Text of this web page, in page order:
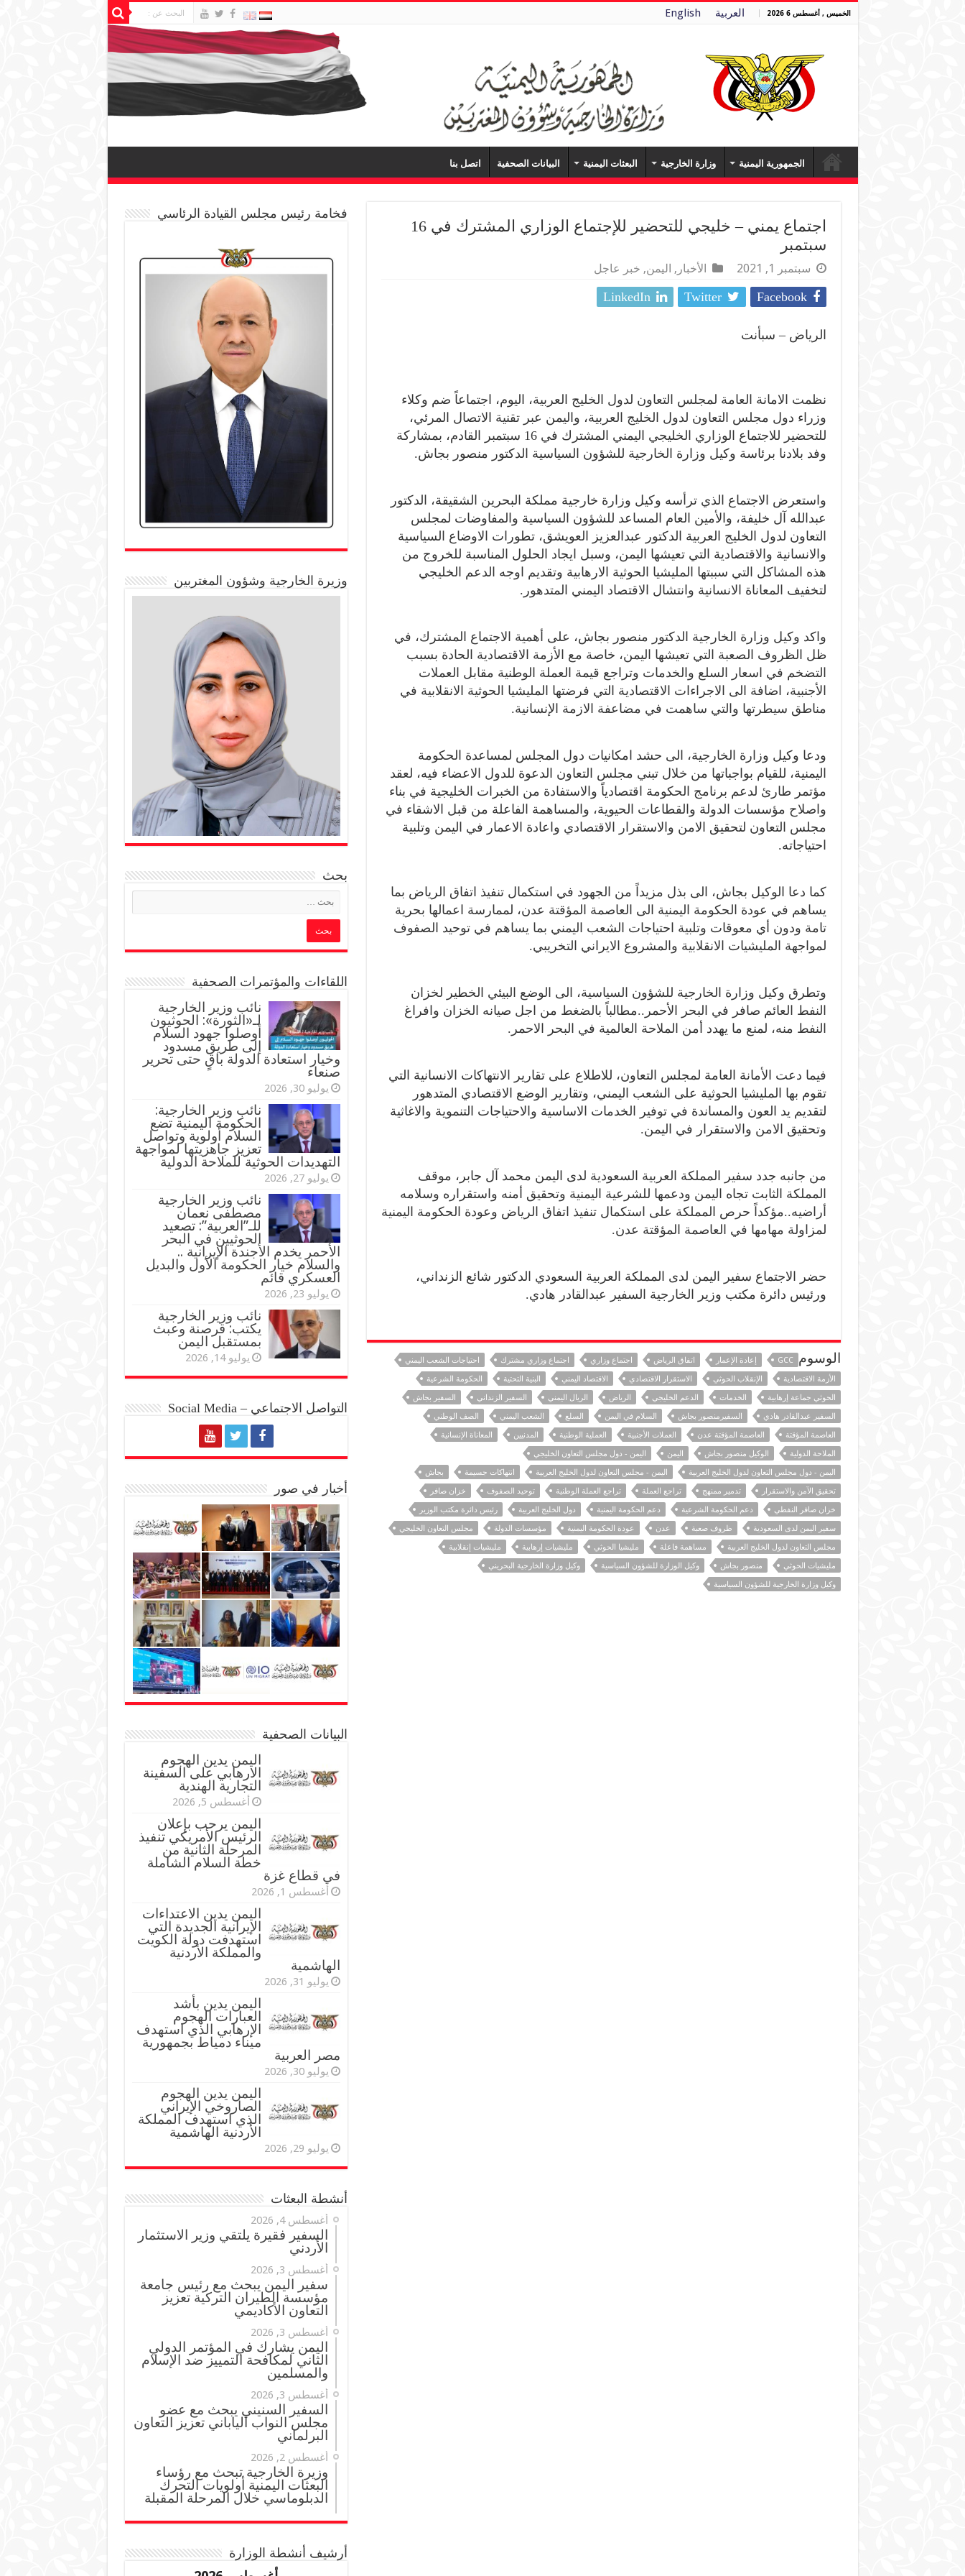
الخميس , أغسطس 6 2026 العربية English
الجمهورية اليمنية وزارة الخارجية البعثات اليمنية البيانات الصحفية اتصل بنا
اجتماع يمني – خليجي للتحضير للإجتماع الوزاري المشترك في 16
سبتمبر
سبتمبر 1, 2021 الأخبار , اليمن, خبر عاجل
Facebook
Twitter
LinkedIn
الرياض – سبأنت
نظمت الامانة العامة لمجلس التعاون لدول الخليج العربية، اليوم، اجتماعاً ضم وكلاء
وزراء دول مجلس التعاون لدول الخليج العربية، واليمن عبر تقنية الاتصال المرئي،
للتحضير للاجتماع الوزاري الخليجي اليمني المشترك في 16 سبتمبر القادم، بمشاركة
وفد بلادنا برئاسة وكيل وزارة الخارجية للشؤون السياسية الدكتور منصور بجاش.
واستعرض الاجتماع الذي ترأسه وكيل وزارة خارجية مملكة البحرين الشقيقة، الدكتور
عبدالله آل خليفة، والأمين العام المساعد للشؤون السياسية والمفاوضات لمجلس
التعاون لدول الخليج العربية الدكتور عبدالعزيز العويشق، تطورات الاوضاع السياسية
والانسانية والاقتصادية التي تعيشها اليمن، وسبل ايجاد الحلول المناسبة للخروج من
هذه المشاكل التي سببتها المليشيا الحوثية الارهابية وتقديم اوجه الدعم الخليجي
لتخفيف المعاناة الانسانية وانتشال الاقتصاد اليمني المتدهور.
واكد وكيل وزارة الخارجية الدكتور منصور بجاش، على أهمية الاجتماع المشترك، في
ظل الظروف الصعبة التي تعيشها اليمن، خاصة مع الأزمة الاقتصادية الحادة بسبب
التضخم في اسعار السلع والخدمات وتراجع قيمة العملة الوطنية مقابل العملات
الأجنبية، اضافة الى الاجراءات الاقتصادية التي فرضتها المليشيا الحوثية الانقلابية في
مناطق سيطرتها والتي ساهمت في مضاعفة الازمة الإنسانية.
ودعا وكيل وزارة الخارجية، الى حشد امكانيات دول المجلس لمساعدة الحكومة
اليمنية، للقيام بواجباتها من خلال تبني مجلس التعاون الدعوة للدول الاعضاء فيه، لعقد
مؤتمر طارئ لدعم برنامج الحكومة اقتصادياً والاستفادة من الخبرات الخليجية في بناء
واصلاح مؤسسات الدولة والقطاعات الحيوية، والمساهمة الفاعلة من قبل الاشقاء في
مجلس التعاون لتحقيق الامن والاستقرار الاقتصادي واعادة الاعمار في اليمن وتلبية
احتياجاته.
كما دعا الوكيل بجاش، الى بذل مزيداً من الجهود في استكمال تنفيذ اتفاق الرياض بما
يساهم في عودة الحكومة اليمنية الى العاصمة المؤقتة عدن، لممارسة اعمالها بحرية
تامة ودون أي معوقات وتلبية احتياجات الشعب اليمني بما يساهم في توحيد الصفوف
لمواجهة المليشيات الانقلابية والمشروع الايراني التخريبي.
وتطرق وكيل وزارة الخارجية للشؤون السياسية، الى الوضع البيئي الخطير لخزان
النفط العائم صافر في البحر الأحمر..مطالباً بالضغط من اجل صيانه الخزان وافراغ
النفط منه، لمنع ما يهدد أمن الملاحة العالمية في البحر الاحمر.
فيما دعت الأمانة العامة لمجلس التعاون، للاطلاع على تقارير الانتهاكات الانسانية التي
تقوم بها المليشيا الحوثية على الشعب اليمني، وتقارير الوضع الاقتصادي المتدهور
لتقديم يد العون والمساندة في توفير الخدمات الاساسية والاحتياجات التنموية والاغاثية
وتحقيق الامن والاستقرار في اليمن.
من جانبه جدد سفير المملكة العربية السعودية لدى اليمن محمد آل جابر، موقف
المملكة الثابت تجاه اليمن ودعمها للشرعية اليمنية وتحقيق أمنه واستقراره وسلامه
أراضيه..مؤكداً حرص المملكة على استكمال تنفيذ اتفاق الرياض وعودة الحكومة اليمنية
لمزاولة مهامها في العاصمة المؤقتة عدن.
حضر الاجتماع سفير اليمن لدى المملكة العربية السعودي الدكتور شائع الزنداني،
ورئيس دائرة مكتب وزير الخارجية السفير عبدالقادر هادي.
الوسوم GCC إعادة الإعمار اتفاق الرياض اجتماع وزاري اجتماع وزاري مشترك
احتياجات الشعب اليمني
الأزمة الاقتصادية
الإنقلاب الحوثي الاستقرار الاقتصادي الاقتصاد اليمني البنية التحتية
الحكومة الشرعية
الحوثي جماعة إرهابية
الخدمات الدعم الخليجي الرياض الريال اليمني السفير الزنداني
السفير بجاش
السفير عبدالقادر هادي
السفيرمنصور بجاش السلام في اليمن السلع الشعب اليمني
الصف الوطني
العاصمة المؤقتة
العاصمة المؤقتة عدن العملات الأجنبية العملية الوطنية المدنيين
المعاناة الإنسانية
الملاحة الدولية
الوكيل منصور بجاش اليمن
اليمن - دول مجلس التعاون الخليجي
اليمن - دول مجلس التعاون لدول الخليج العربية
اليمن - مجلس التعاون لدول الخليج العربية انتهاكات جسيمة
بجاش
تحقيق الآمن والاستقرار
تدمير ممنهج تراجع العملة تراجع العملة الوطنية توحيد الصفوف
خزان صافر
خزان صافر النفطي
دعم الحكومة الشرعية دعم الحكومة اليمنية دول الخليج العربية
رئيس دائرة مكتب الوزير
سفير اليمن لدى السعودية
ظروف صعبة عدن عودة الحكومة اليمنية مؤسسات الدولة
مجلس التعاون الخليجي
مجلس التعاون لدول الخليج العربية
مساهمة فاعلة مليشيا الحوثي مليشيات إرهابية
مليشيات إنقلابية
مليشيات الحوثي
منصور بجاش وكيل الوزارة للشؤون السياسية
وكيل وزارة الخارجية البحريني
وكيل وزارة الخارجية للشؤون السياسية
فخامة رئيس مجلس القيادة الرئاسي
وزيرة الخارجية وشؤون المغتربين
بحث
اللقاءات والمؤتمرات الصحفية
‏نائب وزير الخارجية
لـ«الثورة»: الحوثيون
أوصلوا جهود السلام
إلى طريق مسدود
وخيار استعادة الدولة باقٍ حتى تحرير
صنعاء
يوليو 30, 2026
نائب وزير الخارجية:
الحكومة اليمنية تضع
السلام أولوية وتواصل
تعزيز جاهزيتها لمواجهة
التهديدات الحوثية للملاحة الدولية
يوليو 27, 2026
نائب وزير الخارجية
مصطفى نعمان
للـ”العربية”: تصعيد
الحوثيين في البحر
الأحمر يخدم الأجندة الإيرانية ..
والسلام خيار الحكومة الأول والبديل
العسكري قائم
يوليو 23, 2026
نائب وزير الخارجية
يكتب: قرصنة وعبث
بمستقبل اليمن
يوليو 14, 2026
التواصل الاجتماعي – Social Media
أخبار في صور
البيانات الصحفية
اليمن يدين الهجوم
الارهابي على السفينة
التجارية الهندية
أغسطس 5, 2026
اليمن يرحب بإعلان
الرئيس الأمريكي تنفيذ
المرحلة الثانية من
خطة السلام الشاملة
في قطاع غزة
أغسطس 1, 2026
اليمن يدين الاعتداءات
الإيرانية الجديدة التي
استهدفت دولة الكويت
والمملكة الأردنية
الهاشمية
يوليو 31, 2026
اليمن يدين بأشد
العبارات الهجوم
الإرهابي الذي استهدف
ميناء دمياط بجمهورية
مصر العربية
يوليو 30, 2026
اليمن يدين الهجوم
الصاروخي الإيراني
الذي استهدف المملكة
الأردنية الهاشمية
يوليو 29, 2026
أنشطة البعثات
أغسطس 4, 2026
السفير فقيرة يلتقي وزير الاستثمار
الأردني
أغسطس 3, 2026
سفير اليمن يبحث مع رئيس جامعة
مؤسسة الطيران التركية تعزيز
التعاون الأكاديمي
أغسطس 3, 2026
اليمن يشارك في المؤتمر الدولي
الثاني لمكافحة التمييز ضد الإسلام
والمسلمين
أغسطس 3, 2026
السفير السنيني يبحث مع عضو
مجلس النواب الياباني تعزيز التعاون
البرلماني
أغسطس 2, 2026
وزيرة الخارجية تبحث مع رؤساء
البعثات اليمنية أولويات التحرك
الدبلوماسي خلال المرحلة المقبلة
أرشيف أنشطة الوزارة